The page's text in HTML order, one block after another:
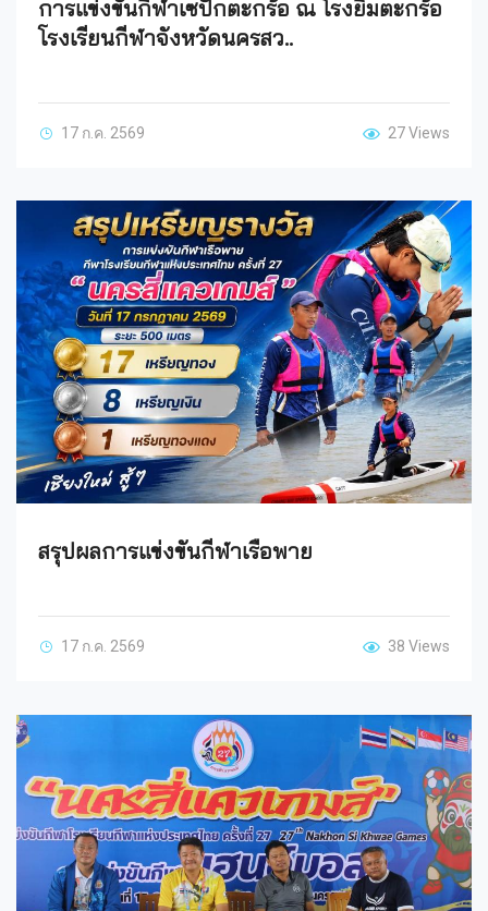
การแข่งขันกีฬาเซปักตะกร้อ ณ โรงยิมตะกร้อ
โรงเรียนกีฬาจังหวัดนครสว..
17 ก.ค. 2569 27 Views
สรุปผลการแข่งขันกีฬาเรือพาย
17 ก.ค. 2569 38 Views